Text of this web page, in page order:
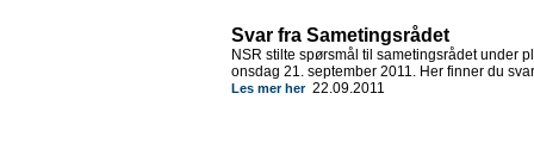
Svar fra Sametingsrådet
NSR stilte spørsmål til sametingsrådet under
onsdag 21. september 2011. Her finner du
Les mer her22.09.2011